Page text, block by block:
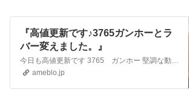
『高値更新です♪3765ガンホーとラ
バー変えました。』
今日も高値更新です 3765 ガンホー 堅調な動きですので、その他のゲーム株を物色中 気になるものを今朝打診しました。 ですが今日は金曜日。 持ち越すもの、手…
ameblo.jp